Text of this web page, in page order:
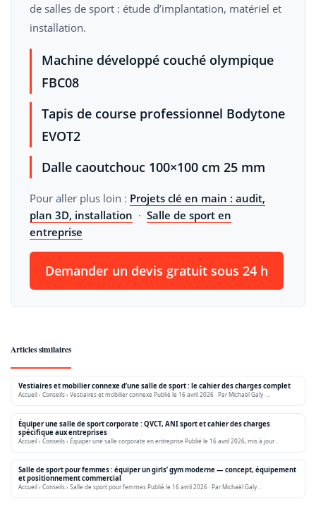
de salles de sport : étude d’implantation, matériel et
installation.
Machine développé couché olympique
FBC08
Tapis de course professionnel Bodytone
EVOT2
Dalle caoutchouc 100×100 cm 25 mm
Pour aller plus loin : Projets clé en main : audit,
plan 3D, installation · Salle de sport en
entreprise
Demander un devis gratuit sous 24 h
Articles similaires
Vestiaires et mobilier connexe d’une salle de sport : le cahier des charges complet
Accueil › Conseils › Vestiaires et mobilier connexe Publié le 16 avril 2026 · Par Michaël Galy ·…
Équiper une salle de sport corporate : QVCT, ANI sport et cahier des charges
spécifique aux entreprises
Accueil › Conseils › Équiper une salle corporate en entreprise Publié le 16 avril 2026, mis à jour…
Salle de sport pour femmes : équiper un girls’ gym moderne — concept, équipement
et positionnement commercial
Accueil › Conseils › Salle de sport pour femmes Publié le 16 avril 2026 · Par Michaël Galy…